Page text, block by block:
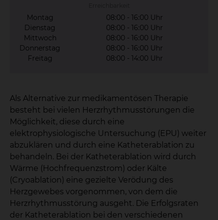
Montag
08:00 - 16:00 Uhr
Dienstag
08:00 - 16:00 Uhr
Mittwoch
08:00 - 16:00 Uhr
Donnerstag
08:00 - 16:00 Uhr
Freitag
08:00 - 14:00 Uhr
Als Alternative zur medikamentösen Therapie
besteht bei vielen Herzrhythmusstörungen die
Möglichkeit, diese durch eine
elektrophysiologische Untersuchung (EPU) weiter
abzuklären und durch eine Katheterablation zu
behandeln. Bei der Katheterablation wird durch
Wärme (Hochfrequenzstrom) oder Kälte
(Cryoablation) eine gezielte Verödung des
Herzgewebes vorgenommen, von dem die
Herzrhythmusstörung ausgeht. Die Erfolgsraten
der Katheterablation bei den verschiedenen